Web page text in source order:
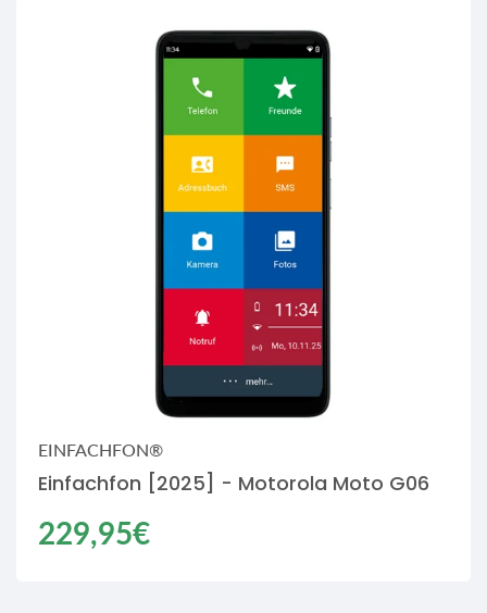
EINFACHFON®
Einfachfon [2025] - Motorola Moto G06
Regulärer
229,95€